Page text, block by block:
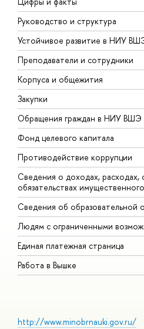
Руководство и структура
Устойчивое развитие в НИУ
Преподаватели и сотрудники
Корпуса и общежития
Закупки
Обращения граждан в НИУ ВШЭ
Фонд целевого капитала
Противодействие коррупции
Сведения о доходах, расходах,
обязательствах
Сведения об образовательной
Людям с ограниченными
Единая платежная страница
Работа в Вышке
http://www.minobrnauki.gov.ru/